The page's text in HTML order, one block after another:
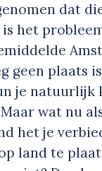
dat
het
geen plaats
je natuurlijk
wat nu
het je
land te